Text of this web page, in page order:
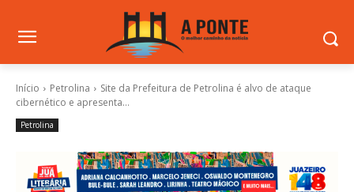
Início Petrolina
Site da Prefeitura de Petrolina é alvo de ataque
cibernético e apresenta...
Petrolina